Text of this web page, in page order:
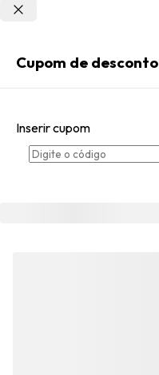
Esqueci minha senha
Acessar com senha temporária
Cupom de desconto
Inserir cupom